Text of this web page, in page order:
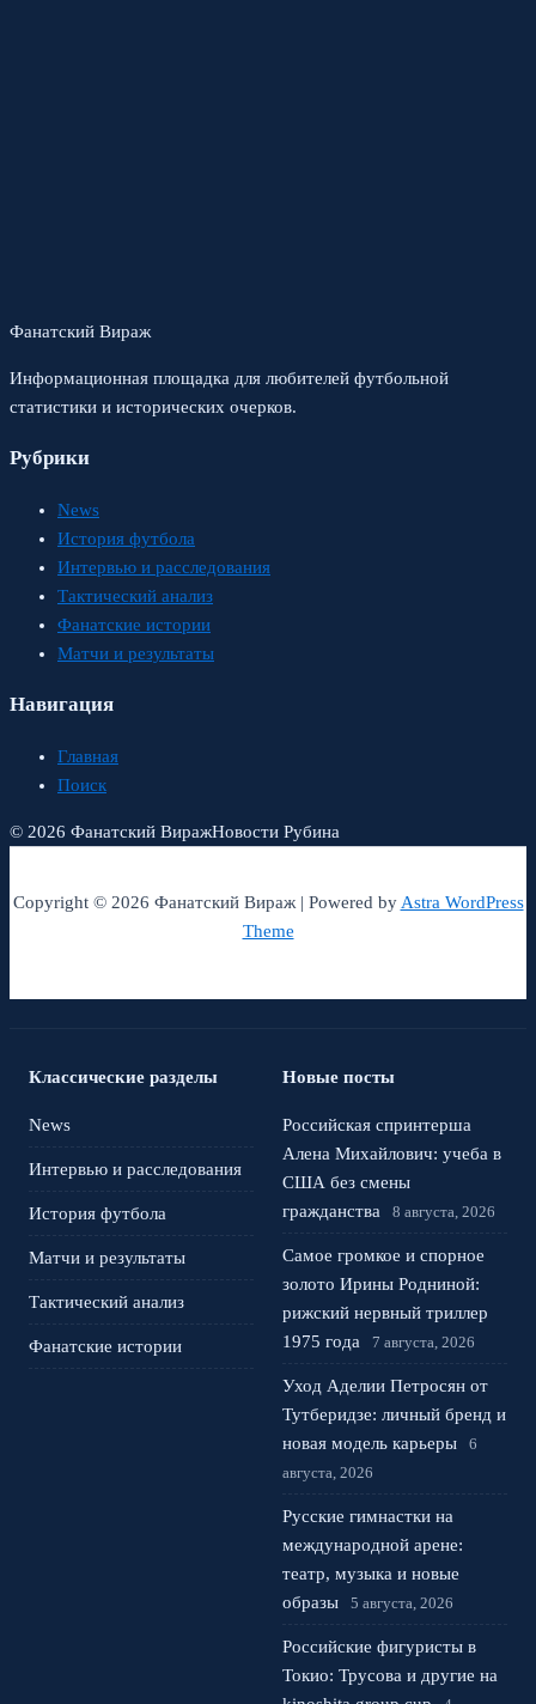
Фанатский Вираж
Информационная площадка для любителей футбольной
статистики и исторических очерков.
Рубрики
News
История футбола
Интервью и расследования
Тактический анализ
Фанатские истории
Матчи и результаты
Навигация
Главная
Поиск
© 2026 Фанатский ВиражНовости Рубина
Copyright © 2026 Фанатский Вираж | Powered byAstra WordPress
Theme
Классические разделы
News
Интервью и расследования
История футбола
Матчи и результаты
Тактический анализ
Фанатские истории
Новые посты
Российская спринтерша
Алена Михайлович: учеба в
США без смены
гражданства
8 августа, 2026
Самое громкое и спорное
золото Ирины Родниной:
рижский нервный триллер
1975 года
7 августа, 2026
Уход Аделии Петросян от
Тутберидзе: личный бренд и
новая модель карьеры
6
августа, 2026
Русские гимнастки на
международной арене:
театр, музыка и новые
образы
5 августа, 2026
Российские фигуристы в
Токио: Трусова и другие на